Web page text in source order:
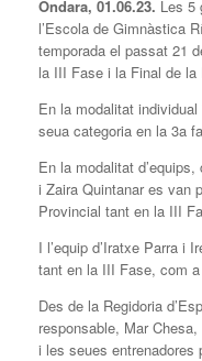
Ondara, 01.06.23. Les 5
l’Escola de Gimnàstica
temporada el passat 21
la III Fase i la Final de la
En la modalitat
seua categoria en la 3a
En la modalitat
i Zaira Quintanar es van
Provincial tant en la III
I l’equip d’Iratxe Parra i
tant en la III Fase, com
Des de la Regidoria
responsable, Mar
i les seues entrenadores